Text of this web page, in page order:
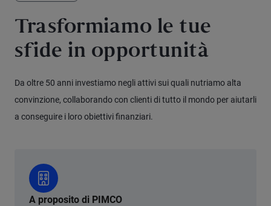
Trasformiamo le tue
sfide in opportunità
Da oltre 50 anni investiamo negli attivi sui quali nutriamo alta
convinzione, collaborando con clienti di tutto il mondo per aiutarli
a conseguire i loro obiettivi finanziari.
A proposito di PIMCO